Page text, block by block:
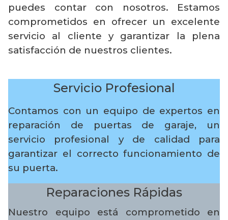
puedes contar con nosotros. Estamos
comprometidos en ofrecer un excelente
servicio al cliente y garantizar la plena
satisfacción de nuestros clientes.
Servicio Profesional
Contamos con un equipo de expertos en
reparación de puertas de garaje, un
servicio profesional y de calidad para
garantizar el correcto funcionamiento de
su puerta.
Reparaciones Rápidas
Nuestro equipo está comprometido en